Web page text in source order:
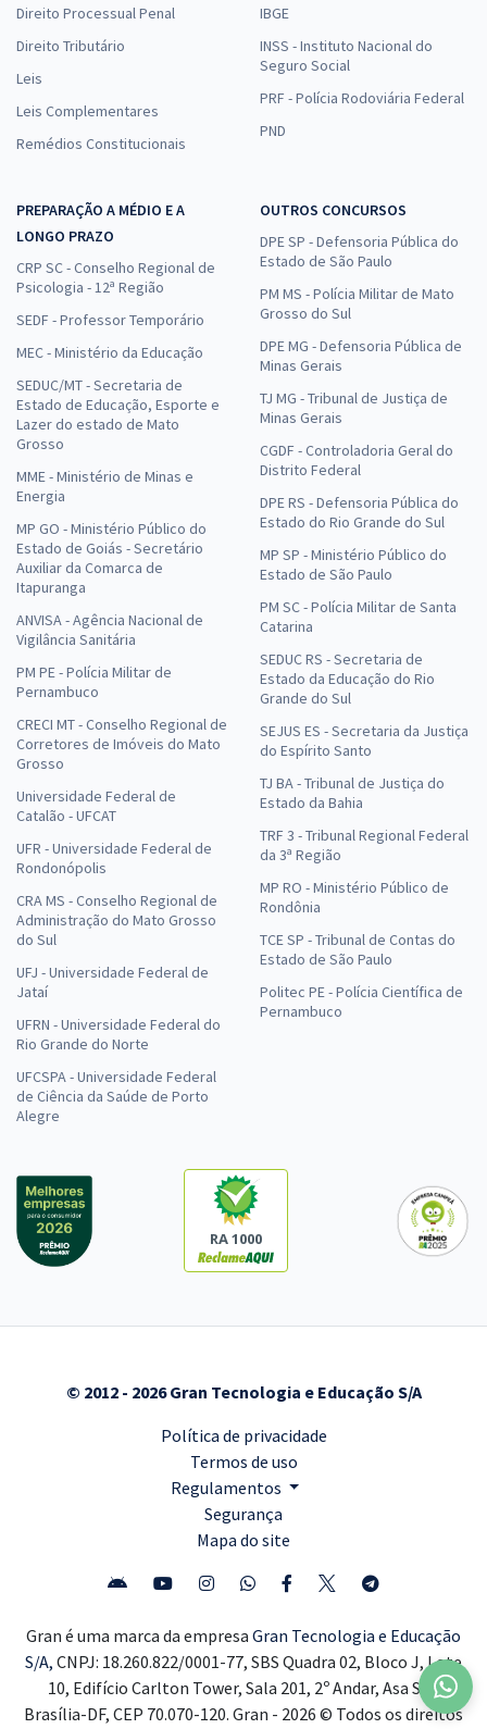
Direito Processual Penal
Direito Tributário
Leis
Leis Complementares
Remédios Constitucionais
IBGE
INSS - Instituto Nacional do
Seguro Social
PRF - Polícia Rodoviária Federal
PND
PREPARAÇÃO A MÉDIO E A
LONGO PRAZO
CRP SC - Conselho Regional de
Psicologia - 12ª Região
SEDF - Professor Temporário
MEC - Ministério da Educação
SEDUC/MT - Secretaria de
Estado de Educação, Esporte e
Lazer do estado de Mato
Grosso
MME - Ministério de Minas e
Energia
MP GO - Ministério Público do
Estado de Goiás - Secretário
Auxiliar da Comarca de
Itapuranga
ANVISA - Agência Nacional de
Vigilância Sanitária
PM PE - Polícia Militar de
Pernambuco
CRECI MT - Conselho Regional de
Corretores de Imóveis do Mato
Grosso
Universidade Federal de
Catalão - UFCAT
UFR - Universidade Federal de
Rondonópolis
CRA MS - Conselho Regional de
Administração do Mato Grosso
do Sul
UFJ - Universidade Federal de
Jataí
UFRN - Universidade Federal do
Rio Grande do Norte
UFCSPA - Universidade Federal
de Ciência da Saúde de Porto
Alegre
OUTROS CONCURSOS
DPE SP - Defensoria Pública do
Estado de São Paulo
PM MS - Polícia Militar de Mato
Grosso do Sul
DPE MG - Defensoria Pública de
Minas Gerais
TJ MG - Tribunal de Justiça de
Minas Gerais
CGDF - Controladoria Geral do
Distrito Federal
DPE RS - Defensoria Pública do
Estado do Rio Grande do Sul
MP SP - Ministério Público do
Estado de São Paulo
PM SC - Polícia Militar de Santa
Catarina
SEDUC RS - Secretaria de
Estado da Educação do Rio
Grande do Sul
SEJUS ES - Secretaria da Justiça
do Espírito Santo
TJ BA - Tribunal de Justiça do
Estado da Bahia
TRF 3 - Tribunal Regional Federal
da 3ª Região
MP RO - Ministério Público de
Rondônia
TCE SP - Tribunal de Contas do
Estado de São Paulo
Politec PE - Polícia Científica de
Pernambuco
RA 1000
© 2012 - 2026 Gran Tecnologia e Educação S/A
Política de privacidade
Termos de uso
Regulamentos
Segurança
Mapa do site
Gran é uma marca da empresa Gran Tecnologia e Educação
S/A, CNPJ: 18.260.822/0001-77, SBS Quadra 02, Bloco J, Lote
10, Edifício Carlton Tower, Sala 201, 2º Andar, Asa Sul,
Brasília-DF, CEP 70.070-120. Gran - 2026 © Todos os direitos